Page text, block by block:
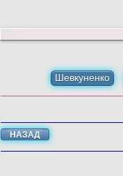
Шевкуненко
НАЗАД